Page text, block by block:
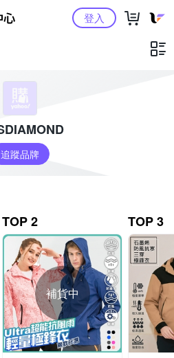
Yahoo購物中心登入
追蹤品牌
TOP 2
補貨中
TOP 3